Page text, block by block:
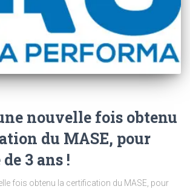
nouvelle fois obtenu
du MASE, pour
3 ans !
fois obtenu la certification du MASE, pour